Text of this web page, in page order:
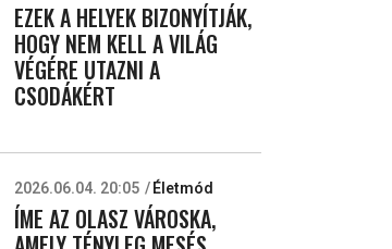
EZEK A HELYEK BIZONYÍTJÁK,
HOGY NEM KELL A VILÁG
VÉGÉRE UTAZNI A
CSODÁKÉRT
2026.06.04. 20:05 Életmód
ÍME AZ OLASZ VÁROSKA,